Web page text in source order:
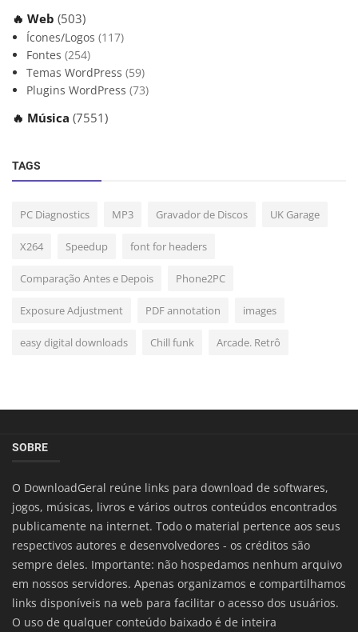
🔥 Web (503)
Ícones/Logos (117)
Fontes (254)
Temas WordPress (59)
Plugins WordPress (73)
🔥 Música (7551)
TAGS
PC Diagnostics MP3 Gravador de Discos UK Garage
X264 Speedup font for headers
Comparação Antes e Depois Phone2PC
Exposure Adjustment PDF annotation images
easy digital downloads Chill funk Arcade. Retrô
SOBRE
O DownloadGeral reúne links para download de softwares,
jogos, músicas, livros e vários outros conteúdos encontrados
publicamente na internet. Todo o material pertence aos seus
respectivos autores e desenvolvedores - os créditos são
sempre deles. Importante: não hospedamos nenhum arquivo
em nossos servidores. Apenas organizamos e compartilhamos
links disponíveis na web para facilitar o acesso dos usuários.
O uso de qualquer conteúdo baixado é de inteira